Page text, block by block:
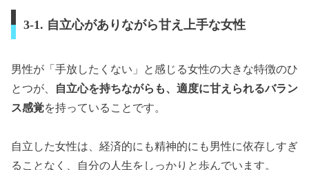
3-1. 自立心がありながら甘え上手な女性
男性が「手放したくない」と感じる女性の大きな特徴のひ
とつが、
自立心を持ちながらも、適度に甘えられるバラン
ス感覚を持っていることです。
自立した女性は、経済的にも精神的にも男性に依存しすぎ
ることなく、自分の人生をしっかりと歩んでいます。